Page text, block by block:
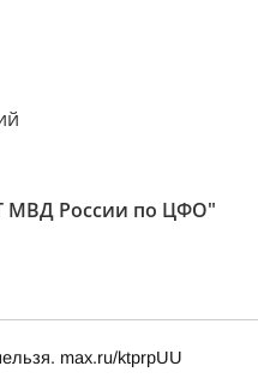
МВД России по ЦФО"
max.ru/ktprpUU